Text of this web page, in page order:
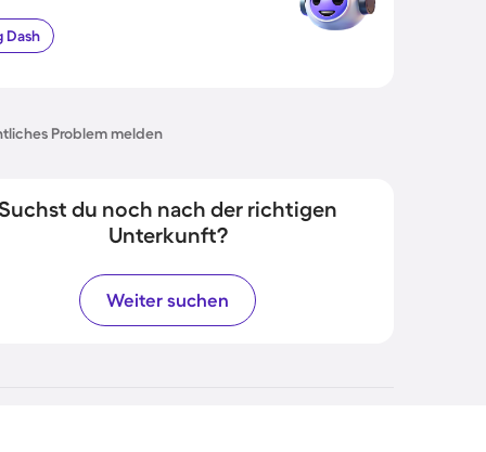
Dash
Problem melden
du noch nach der richtigen
Unterkunft?
Weiter suchen